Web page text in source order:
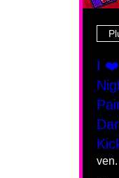
I ❤️
ven.